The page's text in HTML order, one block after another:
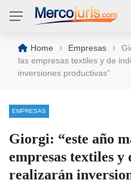
Home › Empresas ›
las empresas textiles y de
inversiones productivas”
EMPRESAS
Giorgi: “este año
empresas textiles
realizarán